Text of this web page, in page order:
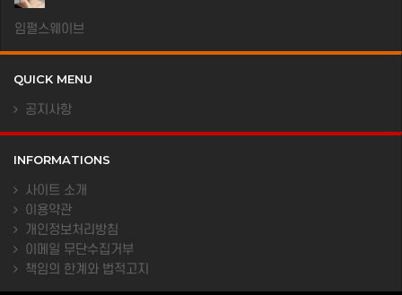
임펄스웨이브
QUICK MENU
공지사항
INFORMATIONS
사이트 소개
이용약관
개인정보처리방침
이메일 무단수집거부
책임의 한계와 법적고지